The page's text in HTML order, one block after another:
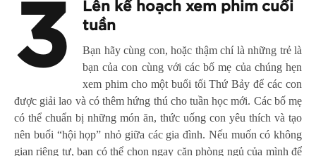
3
Lên kế hoạch xem phim cuối
tuần
Bạn hãy cùng con, hoặc thậm chí là những trẻ là
bạn của con cùng với các bố mẹ của chúng hẹn
xem phim cho một buổi tối Thứ Bảy để các con
được giải lao và có thêm hứng thú cho tuần học mới. Các bố mẹ
có thể chuẩn bị những món ăn, thức uống con yêu thích và tạo
nên buổi “hội họp” nhỏ giữa các gia đình. Nếu muốn có không
gian riêng tư, bạn có thể chọn ngay căn phòng ngủ của mình để